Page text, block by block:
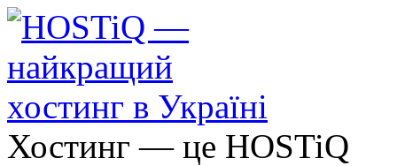
Хостинг — це HOSTiQ